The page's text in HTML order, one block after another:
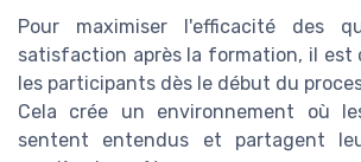
Pour maximiser l'efficacité des
satisfaction après la formation, il est
les participants dès le début du
Cela crée un environnement où
sentent entendus et partagent